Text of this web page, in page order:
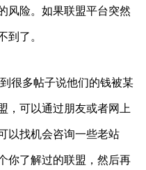
风险。如果联盟平台突然
到了。
很多帖子说他们的钱被某
，可以通过朋友或者网上
以找机会咨询一些老站
你了解过的联盟，然后再